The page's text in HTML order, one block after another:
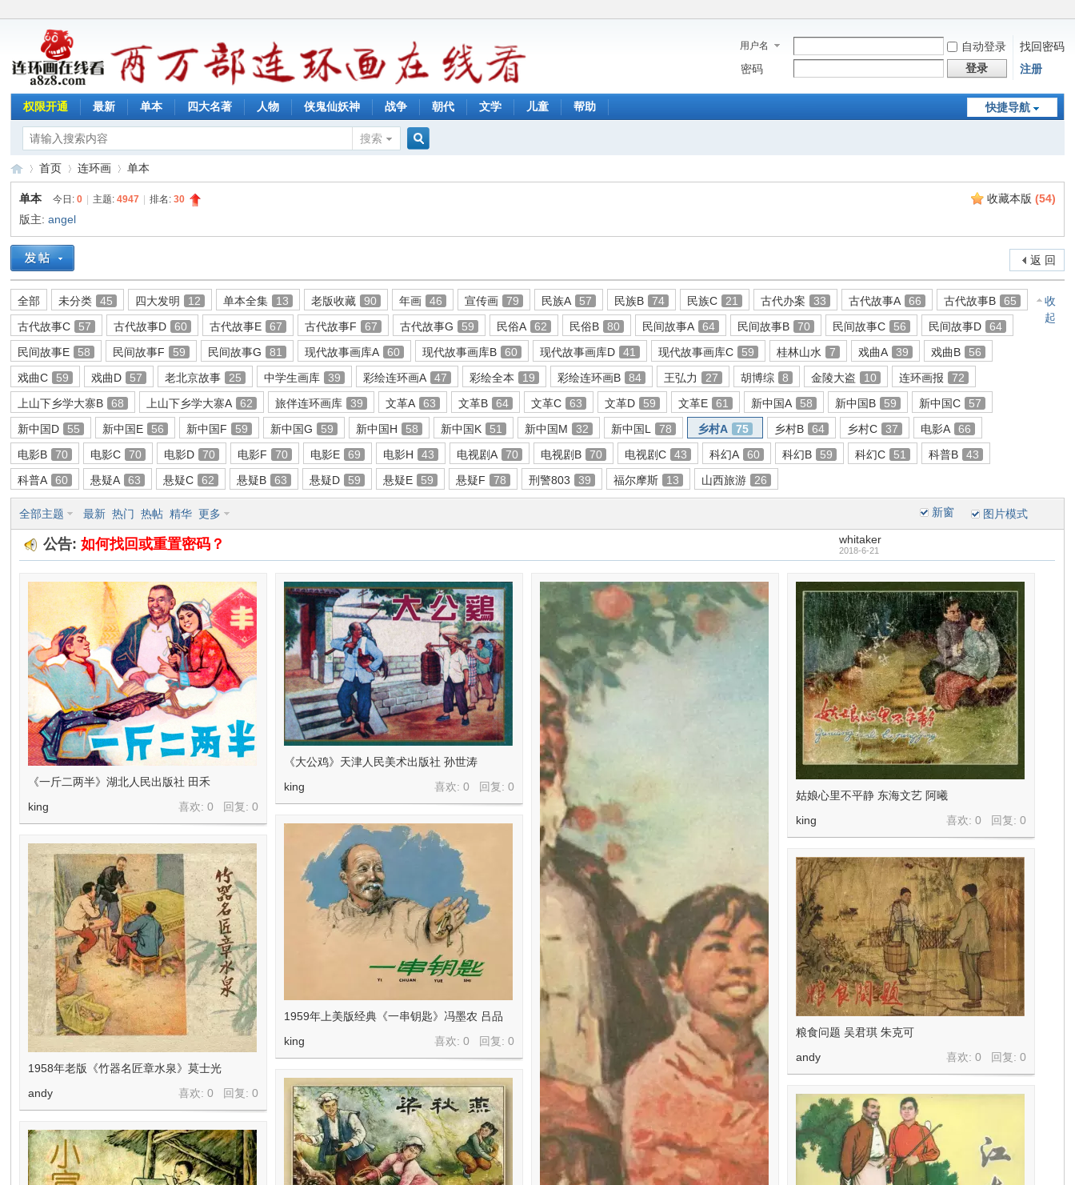
用户名 自动登录
找回密码
密码
登录 注册
快捷导航
权限开通 最新 单本 四大名著 人物 侠鬼仙妖神 战争 朝代 文学 儿童 帮助
搜索
连»
首页
›
连环画
›
单本
收藏本版 (54)
单本 今日:0 主题:4947 排名:30
版主:angel
返 回
收
起
全部 未分类 45 四大发明 12 单本全集 13 老版收藏 90 年画 46 宣传画 79 民族A 57 民族B 74 民族C 21 古代办案 33 古代故事A 66 古代故事B
65
古代故事C
57 古代故事D 60 古代故事E 67 古代故事F 67 古代故事G 59 民俗A 62 民俗B 80 民间故事A 64 民间故事B 70 民间故事C 56 民间故事D
64
民间故事E
58 民间故事F 59 民间故事G 81 现代故事画库A 60 现代故事画库B 60 现代故事画库D 41 现代故事画库C 59 桂林山水 7 戏曲A 39 戏曲B
56
戏曲C
59 戏曲D 57 老北京故事 25 中学生画库 39 彩绘连环画A 47 彩绘全本 19 彩绘连环画B 84 王弘力 27 胡博综 8 金陵大盗 10 连环画报
72
上山下乡学大寨B
68 上山下乡学大寨A 62 旅伴连环画库 39 文革A 63 文革B 64 文革C 63 文革D 59 文革E 61 新中国A 58 新中国B 59 新中国C
57
新中国D
55 新中国E 56 新中国F 59 新中国G 59 新中国H 58 新中国K 51 新中国M 32 新中国L 78 乡村A 75 乡村B 64 乡村C 37 电影A
66
电影B
70 电影C 70 电影D 70 电影F 70 电影E 69 电影H 43 电视剧A 70 电视剧B 70 电视剧C 43 科幻A 60 科幻B 59 科幻C 51 科普B
43
科普A
60 悬疑A 63 悬疑C 62 悬疑B 63 悬疑D 59 悬疑E 59 悬疑F 78 刑警803 39 福尔摩斯 13 山西旅游 26
新窗
全部主题 最新 热门 热帖 精华 更多 图片模式
公告:如何找回或重置密码？ whitaker
2018-6-21
《一斤二两半》湖北人民出版社 田禾
喜欢: 0 回复:0
king
《大公鸡》天津人民美术出版社 孙世涛
喜欢: 0 回复:0
king
姑娘心里不平静 东海文艺 阿曦
喜欢: 0 回复:0
king
1959年上美版经典《一串钥匙》冯墨农 吕品
喜欢: 0 回复:0
king
1958年老版《竹器名匠章水泉》莫士光
喜欢: 0 回复:0
andy
粮食问题 吴君琪 朱克可
喜欢: 0 回复:0
andy